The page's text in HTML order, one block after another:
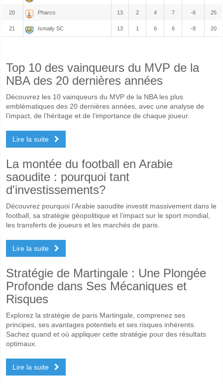
20 Pharco 13 2 4 7 -6 25
21 Ismaily SC 13 1 6 6 -8 20
Top 10 des vainqueurs du MVP de la
NBA des 20 dernières années
Découvrez les 10 vainqueurs du MVP de la NBA les plus
emblématiques des 20 dernières années, avec une analyse de
l’impact, de l’héritage et de l’importance de chaque joueur.
Lire la suite
La montée du football en Arabie
saoudite : pourquoi tant
d'investissements?
Découvrez pourquoi l’Arabie saoudite investit massivement dans le
football, sa stratégie géopolitique et l’impact sur le sport mondial,
les transferts de joueurs et les marchés de paris.
Lire la suite
Stratégie de Martingale : Une Plongée
Profonde dans Ses Mécaniques et
Risques
Explorez la stratégie de paris Martingale, comprenez ses
principes, ses avantages potentiels et ses risques inhérents.
Sachez quand et où appliquer cette stratégie pour des résultats
optimaux.
Lire la suite